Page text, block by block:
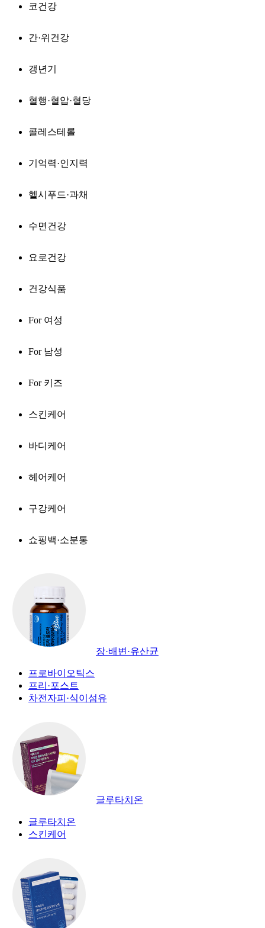
코건강
간·위건강
갱년기
혈행·혈압·혈당
콜레스테롤
기억력·인지력
헬시푸드·과채
수면건강
요로건강
건강식품
For 여성
For 남성
For 키즈
스킨케어
바디케어
헤어케어
구강케어
쇼핑백·소분통
장·배변·유산균
프로바이오틱스
프리·포스트
차전자피·식이섬유
글루타치온
글루타치온
스킨케어